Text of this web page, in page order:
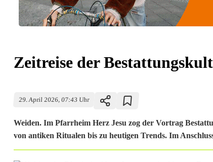
Zeitreise der
29. April 2026, 07:43 Uhr
Weiden. Im Pfarrheim Herz Jesu zog der Vortrag
von antiken Ritualen bis zu heutigen Trends. Im